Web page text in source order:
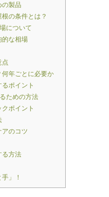
の製品
の条件とは？
について
的な相場
点
年ごとに必要か
ポイント
ための方法
ポイント
のコツ
る方法
」！